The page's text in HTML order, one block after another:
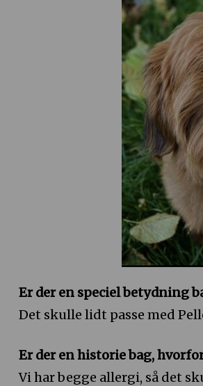
Er der en speciel betydning
Det skulle lidt passe med
Er der en historie bag,
Vi har begge allergi, så det